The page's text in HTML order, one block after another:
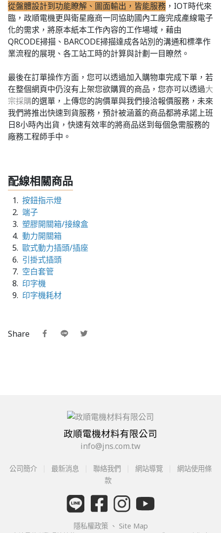
從盤體設計到功能瞭解、圖面輸出，皆能服務 ，IOT時代來
臨，政順電機更與衛星廠商一同協助國內工廠完成產線電子
化的需求，將原本紙本工作內容的工作場域，藉由
QRCODE掃描、BARCODE掃描達成各站別的溝通和標準作
業流程的展現、各工站工時的計算與計劃一目瞭然。
最後在訂單操作方面，您可以透過加入購物車完成下單，若
在整個網頁中仍沒有上架您欲購買的商品，您亦可以透過大
宗採購的選單，上傳您的詢價單與我們接洽報價服務，未來
我們將推出快速到貨服務，預計被涵蓋的商品都將承諾上班
日8小時內出貨，快速有效率的將商品送到每個急需服務的
廠務工程師手中。
配線相關商品
按鈕指示燈
端子
塑膠開關箱/接線盒
動力開關箱
歐式動力插頭/插座
引掛式插頭
空白套管
印字機
印字機耗材
Share
政順電機材料有限公司
info@jns.com.tw
公司簡介 最新消息 聯絡我們 網站導覽
網站使用條
款
隱私權政策 、 Site Map